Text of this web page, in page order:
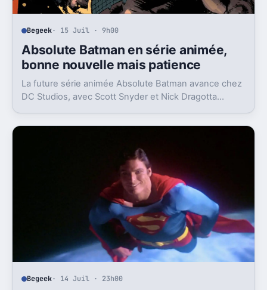
Begeek· 15 Juil · 9h00
Absolute Batman en série animée,
bonne nouvelle mais patience
La future série animée Absolute Batman avance chez
DC Studios, avec Scott Snyder et Nick Dragotta
demain.
Begeek· 14 Juil · 23h00